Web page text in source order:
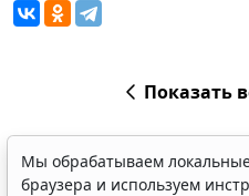
Показать
Мы обрабатываем
браузера и используем